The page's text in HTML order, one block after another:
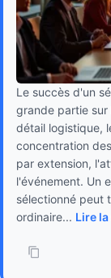
Le succès d'un
grande partie sur
détail logistique,
concentration
par extension,
l'événement. Un
sélectionné peut
ordinaire... Lire